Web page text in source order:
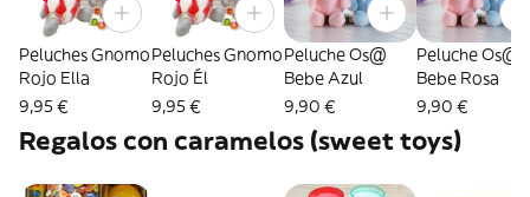
Peluches Gnomo
Rojo Ella
9,95 €
Peluches Gnomo
Rojo Él
9,95 €
Peluche Os@
Bebe Azul
9,90 €
Peluche Os@
Bebe Rosa
9,90 €
Regalos con caramelos (sweet toys)